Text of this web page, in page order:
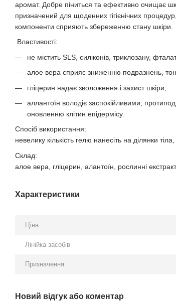
аромат. Добре піниться та ефективно очищає
призначений для щоденних гігієнічних
компоненти сприяють збереженню стану шкіри.
Властивості:
не містить SLS, силіконів, триклозану,
алое вера сприяє зниженню подразнень,
гліцерин надає зволоження і захист шкіри;
аллантоїн володіє заспокійливими,
оновленню клітин епідермісу.
Спосіб використання:
невелику кількість гелю нанесіть на ділянки
Склад:
алое вера, гліцерин, алантоїн, рослинні
Характеристики
Ціна
Лінійка засобів
Призначення
Новий відгук або коментар